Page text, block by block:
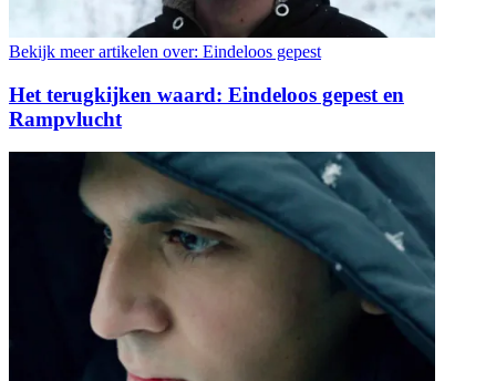
Bekijk meer artikelen over: Eindeloos gepest
Het terugkijken waard: Eindeloos gepest en
Rampvlucht